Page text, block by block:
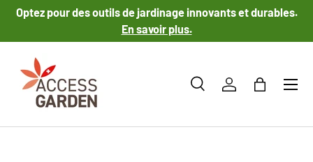
ALLER AU CONTENU
Optez pour des outils de jardinage innovants et durables.
En savoir plus.
Recherche
Type de produit
RechercheSe connecter
Panier
Menu